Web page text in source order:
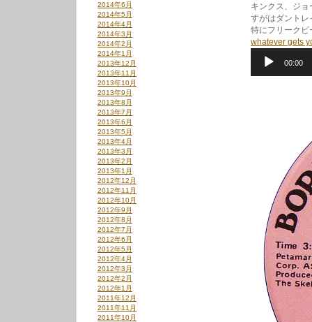
キンクス、ジ
すがはダントレ
特にフリークビ
whatever gets
00:00
2014年6月
2014年5月
2014年4月
2014年3月
2014年2月
2014年1月
2013年12月
2013年11月
2013年10月
2013年9月
2013年8月
2013年7月
2013年6月
2013年5月
2013年4月
2013年3月
2013年2月
2013年1月
2012年12月
2012年11月
2012年10月
2012年9月
2012年8月
2012年7月
2012年6月
2012年5月
2012年4月
2012年3月
2012年2月
2012年1月
2011年12月
2011年11月
2011年10月